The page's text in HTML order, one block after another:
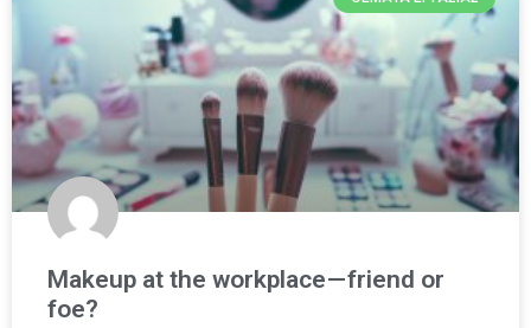
Makeup at the workplace — friend or
foe?